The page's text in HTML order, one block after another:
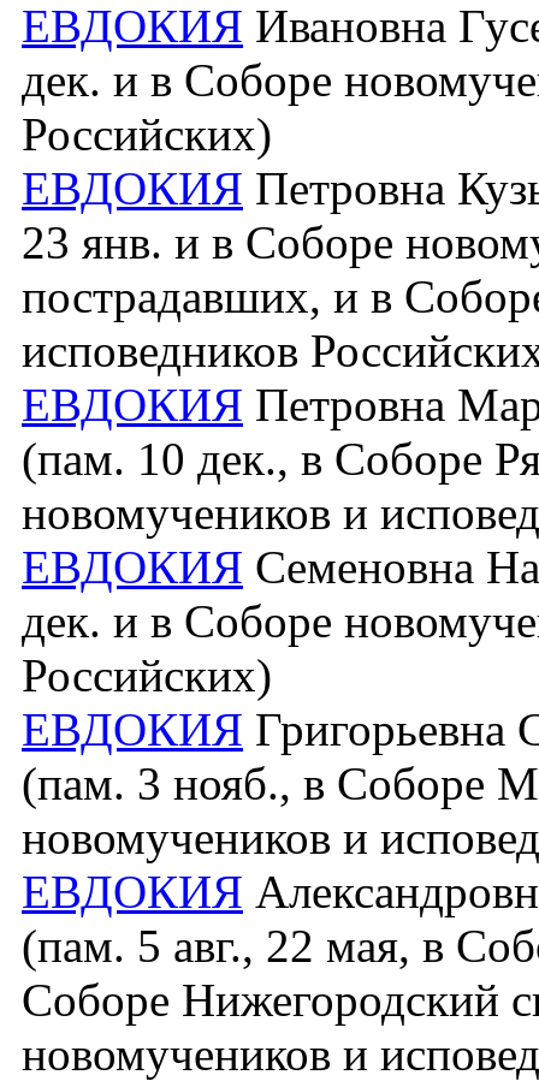
ЕВДОКИЯ Ивановна
дек. и в Соборе
Российских)
ЕВДОКИЯ Петровна
23 янв. и в Соборе
пострадавших, и в
исповедников
ЕВДОКИЯ Петровна
(пам. 10 дек., в Соборе
новомучеников и
ЕВДОКИЯ Семеновна
дек. и в Соборе
Российских)
ЕВДОКИЯ Григорьевна
(пам. 3 нояб., в Соборе
новомучеников и
ЕВДОКИЯ
(пам. 5 авг., 22 мая, в
Соборе Нижегородский
новомучеников и